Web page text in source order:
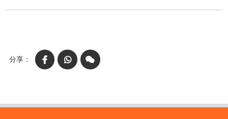
FacebookWhatsAppWeChat